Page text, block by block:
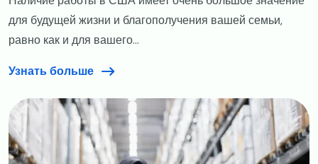
для будущей жизни и благополучения вашей семьи,
равно как и для вашего...
Узнать больше
Image